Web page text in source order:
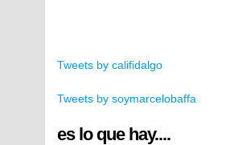
Tweets by califidalgo
Tweets by soymarcelobaffa
es lo que hay....